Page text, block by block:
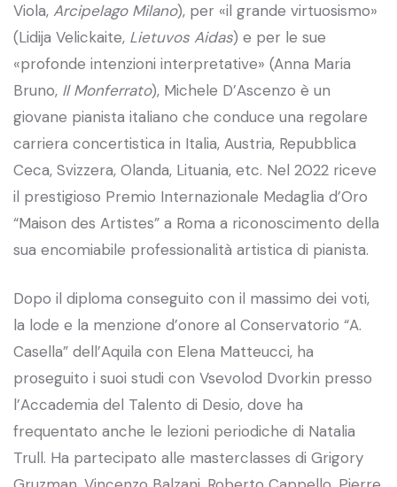
Viola, Arcipelago Milano), per «il grande virtuosismo»
(Lidija Velickaite, Lietuvos Aidas) e per le sue
«profonde intenzioni interpretative» (Anna Maria
Bruno, Il Monferrato), Michele D’Ascenzo è un
giovane pianista italiano che conduce una regolare
carriera concertistica in Italia, Austria, Repubblica
Ceca, Svizzera, Olanda, Lituania, etc. Nel 2022 riceve
il prestigioso Premio Internazionale Medaglia d’Oro
“Maison des Artistes” a Roma a riconoscimento della
sua encomiabile professionalità artistica di pianista.
Dopo il diploma conseguito con il massimo dei voti,
la lode e la menzione d’onore al Conservatorio “A.
Casella” dell’Aquila con Elena Matteucci, ha
proseguito i suoi studi con Vsevolod Dvorkin presso
l’Accademia del Talento di Desio, dove ha
frequentato anche le lezioni periodiche di Natalia
Trull. Ha partecipato alle masterclasses di Grigory